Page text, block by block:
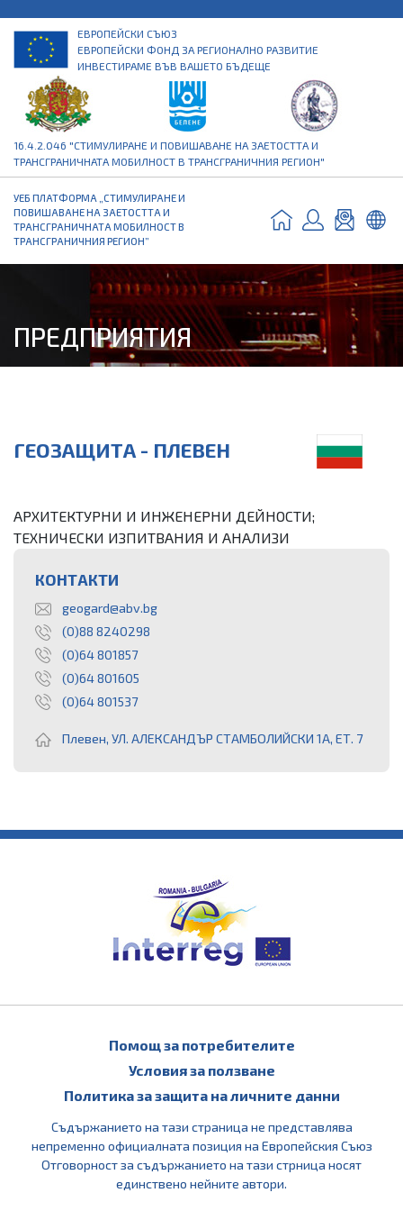
ЕВРОПЕЙСКИ СЪЮЗ
ЕВРОПЕЙСКИ ФОНД ЗА РЕГИОНАЛНО РАЗВИТИЕ
ИНВЕСТИРАМЕ ВЪВ ВАШЕТО БЪДЕЩЕ
16.4.2.046 "СТИМУЛИРАНЕ И ПОВИШАВАНЕ НА ЗАЕТОСТТА И
ТРАНСГРАНИЧНАТА МОБИЛНОСТ В ТРАНСГРАНИЧНИЯ РЕГИОН"
УЕБ ПЛАТФОРМА „СТИМУЛИРАНЕ И
ПОВИШАВАНЕ НА ЗАЕТОСТТА И
ТРАНСГРАНИЧНАТА МОБИЛНОСТ В
ТРАНСГРАНИЧНИЯ РЕГИОН”
ПРЕДПРИЯТИЯ
ГЕОЗАЩИТА - ПЛЕВЕН
АРХИТЕКТУРНИ И ИНЖЕНЕРНИ ДЕЙНОСТИ;
ТЕХНИЧЕСКИ ИЗПИТВАНИЯ И АНАЛИЗИ
КОНТАКТИ
geogard@abv.bg
(0)88 8240298
(0)64 801857
(0)64 801605
(0)64 801537
Плевен, УЛ. АЛЕКСАНДЪР СТАМБОЛИЙСКИ 1А, ЕТ. 7
Помощ за потребителите
Условия за ползване
Политика за защита на личните данни
Съдържанието на тази страница не представлява
непременно официалната позиция на Европейския Съюз
Отговорност за съдържанието на тази стрница носят
единствено нейните автори.